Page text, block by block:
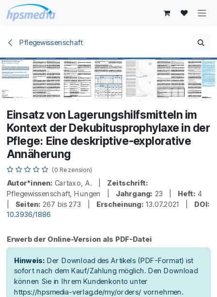
Zum Inhalt springen
Pflegewissenschaft
Einsatz von Lagerungshilfsmitteln im
Kontext der Dekubitusprophylaxe in der
Pflege: Eine deskriptive-explorative
Annäherung
(0 Rezension)
Autor*innen: Cartaxo, A. | Zeitschrift:
Pflegewissenschaft, Hungen | Jahrgang: 23 | Heft: 4
Seiten: 267 bis 273 | Erscheinung: 13.07.2021 | DOI:
10.3936/1886
Erwerb der Online-Version als PDF-Datei
Hinweis: Der Download des Artikels (PDF-Format) ist
sofort nach dem Kauf/Zahlung möglich. Den Download
können Sie in Ihrem Kundenkonto unter
https://hpsmedia-verlag.de/my/orders/ vornehmen.